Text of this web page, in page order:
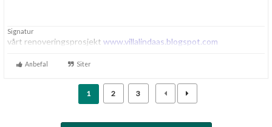
Signatur
vårt renoveringsprosjekt www.villalindaas.blogspot.com
Anbefal Siter
1 2 3